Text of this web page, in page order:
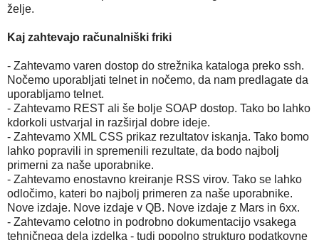
želje.
Kaj zahtevajo računalniški friki
- Zahtevamo varen dostop do strežnika kataloga preko ssh.
Nočemo uporabljati telnet in nočemo, da nam predlagate da
uporabljamo telnet.
- Zahtevamo REST ali še bolje SOAP dostop. Tako bo lahko
kdorkoli ustvarjal in razširjal dobre ideje.
- Zahtevamo XML CSS prikaz rezultatov iskanja. Tako bomo
lahko popravili in spremenili rezultate, da bodo najbolj
primerni za naše uporabnike.
- Zahtevamo enostavno kreiranje RSS virov. Tako se lahko
odločimo, kateri bo najbolj primeren za naše uporabnike.
Nove izdaje. Nove izdaje v QB. Nove izdaje z Mars in 6xx.
- Zahtevamo celotno in podrobno dokumentacijo vsakega
tehničnega dela izdelka - tudi popolno strukturo podatkovne